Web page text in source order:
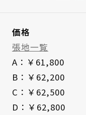
価格
張地一覧
A：￥61,800
B：￥62,200
C：￥62,500
D：￥62,800